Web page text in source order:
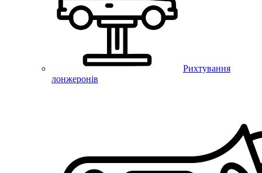
Рихтування
лонжеронів